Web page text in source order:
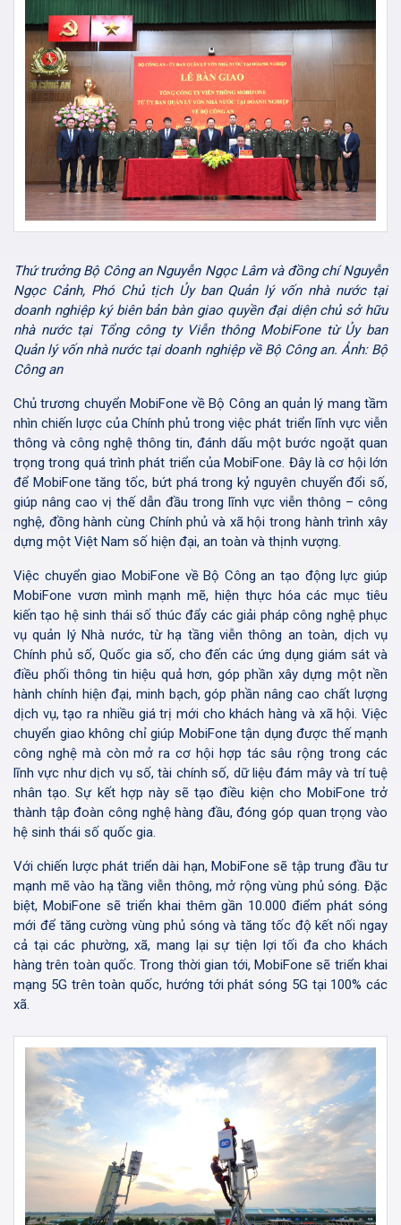
Thứ trưởng Bộ Công an Nguyễn Ngọc Lâm và đồng chí Nguyễn
Ngọc Cảnh, Phó Chủ tịch Ủy ban Quản lý vốn nhà nước tại
doanh nghiệp ký biên bản bàn giao quyền đại diện chủ sở hữu
nhà nước tại Tổng công ty Viễn thông MobiFone từ Ủy ban
Quản lý vốn nhà nước tại doanh nghiệp về Bộ Công an. Ảnh: Bộ
Công an
Chủ trương chuyển MobiFone về Bộ Công an quản lý mang tầm
nhìn chiến lược của Chính phủ trong việc phát triển lĩnh vực viễn
thông và công nghệ thông tin, đánh dấu một bước ngoặt quan
trọng trong quá trình phát triển của MobiFone. Đây là cơ hội lớn
để MobiFone tăng tốc, bứt phá trong kỷ nguyên chuyển đổi số,
giúp nâng cao vị thế dẫn đầu trong lĩnh vực viễn thông – công
nghệ, đồng hành cùng Chính phủ và xã hội trong hành trình xây
dựng một Việt Nam số hiện đại, an toàn và thịnh vượng.
Việc chuyển giao MobiFone về Bộ Công an tạo động lực giúp
MobiFone vươn mình mạnh mẽ, hiện thực hóa các mục tiêu
kiến tạo hệ sinh thái số thúc đẩy các giải pháp công nghệ phục
vụ quản lý Nhà nước, từ hạ tầng viễn thông an toàn, dịch vụ
Chính phủ số, Quốc gia số, cho đến các ứng dụng giám sát và
điều phối thông tin hiệu quả hơn, góp phần xây dựng một nền
hành chính hiện đại, minh bạch, góp phần nâng cao chất lượng
dịch vụ, tạo ra nhiều giá trị mới cho khách hàng và xã hội. Việc
chuyển giao không chỉ giúp MobiFone tận dụng được thế mạnh
công nghệ mà còn mở ra cơ hội hợp tác sâu rộng trong các
lĩnh vực như dịch vụ số, tài chính số, dữ liệu đám mây và trí tuệ
nhân tạo. Sự kết hợp này sẽ tạo điều kiện cho MobiFone trở
thành tập đoàn công nghệ hàng đầu, đóng góp quan trọng vào
hệ sinh thái số quốc gia.
Với chiến lược phát triển dài hạn, MobiFone sẽ tập trung đầu tư
mạnh mẽ vào hạ tầng viễn thông, mở rộng vùng phủ sóng. Đặc
biệt, MobiFone sẽ triển khai thêm gần 10.000 điểm phát sóng
mới để tăng cường vùng phủ sóng và tăng tốc độ kết nối ngay
cả tại các phường, xã, mang lại sự tiện lợi tối đa cho khách
hàng trên toàn quốc. Trong thời gian tới, MobiFone sẽ triển khai
mạng 5G trên toàn quốc, hướng tới phát sóng 5G tại 100% các
xã.